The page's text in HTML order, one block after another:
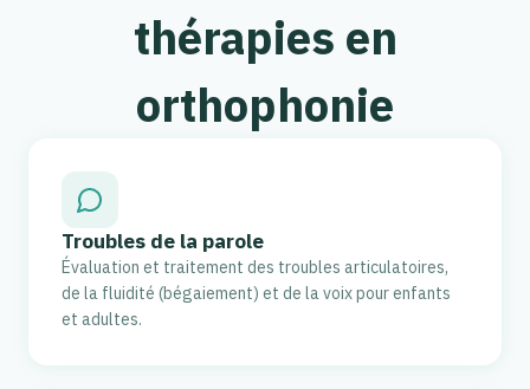
thérapies en
orthophonie
Troubles de la parole
Évaluation et traitement des troubles articulatoires,
de la fluidité (bégaiement) et de la voix pour enfants
et adultes.